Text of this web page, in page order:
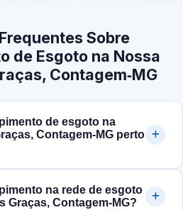
Sobre
de Esgoto na Nossa
Contagem‑MG
de esgoto na
Contagem‑MG perto
na rede de esgoto
Graças, Contagem‑MG?